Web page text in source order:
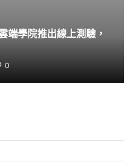
端學院推出線上測驗，
0